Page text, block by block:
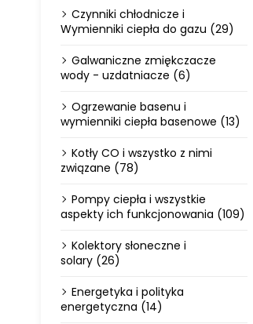
Czynniki chłodnicze i
Wymienniki ciepła do gazu (29)
Galwaniczne zmiękczacze
wody - uzdatniacze (6)
Ogrzewanie basenu i
wymienniki ciepła basenowe (13)
Kotły CO i wszystko z nimi
związane (78)
Pompy ciepła i wszystkie
aspekty ich funkcjonowania (109)
Kolektory słoneczne i
solary (26)
Energetyka i polityka
energetyczna (14)